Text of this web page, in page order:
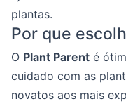
plantas.
Por que
O Plant Parent é
cuidado com as
novatos aos mais